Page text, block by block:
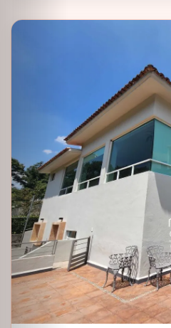
Casting
HolliKids
Contacto
Search